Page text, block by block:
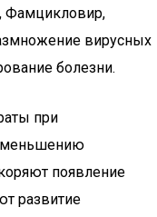
Фамцикловир,
вирусных
болезни.
при
появление
развитие